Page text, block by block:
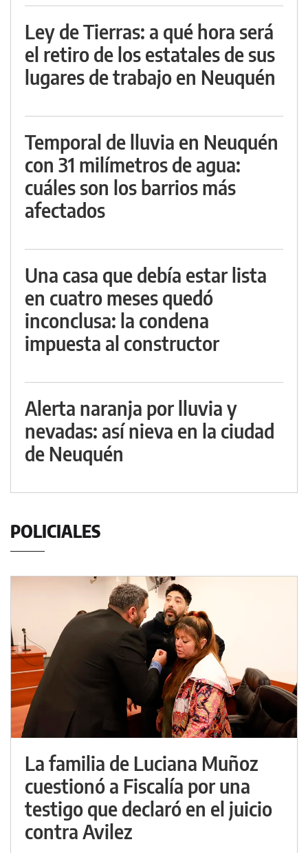
Ley de Tierras: a qué hora será
el retiro de los estatales de sus
lugares de trabajo en Neuquén
Temporal de lluvia en Neuquén
con 31 milímetros de agua:
cuáles son los barrios más
afectados
Una casa que debía estar lista
en cuatro meses quedó
inconclusa: la condena
impuesta al constructor
Alerta naranja por lluvia y
nevadas: así nieva en la ciudad
de Neuquén
POLICIALES
La familia de Luciana Muñoz
cuestionó a Fiscalía por una
testigo que declaró en el juicio
contra Avilez